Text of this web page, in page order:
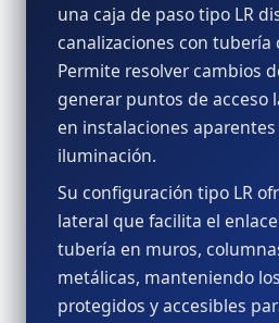
una caja de paso tipo LR
canalizaciones con tubería
Permite resolver cambios
generar puntos de acceso
en instalaciones aparentes
iluminación.
Su configuración tipo LR
lateral que facilita el
tubería en muros,
metálicas, manteniendo
protegidos y accesibles